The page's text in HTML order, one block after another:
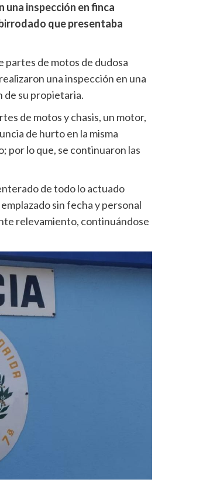
una inspección en finca
que presentaba
partes de motos de dudosa
una inspección en una
de su propietaria.
de motos y chasis, un motor,
de hurto en la misma
por lo que, se continuaron las
de todo lo actuado
sin fecha y personal
relevamiento, continuándose